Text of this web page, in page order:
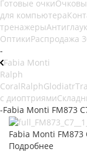
Готовые очки
для компьютера
тренажеры
ОптикиРаспродажа
-
Fabia Monti
Ralph
CoralRalphGlodiatr
с диоптриями
-Fabia Monti FM873
Fabia Monti FM873
Подробнее